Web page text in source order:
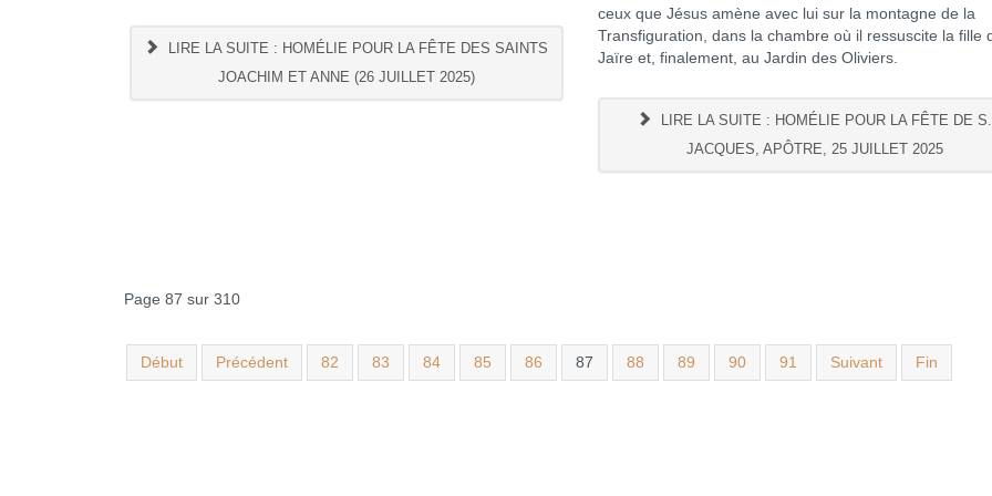
LIRE LA SUITE : HOMÉLIE POUR LA FÊTE DES SAINTS
JOACHIM ET ANNE (26 JUILLET 2025)
ceux que Jésus amène avec lui sur la montagne de la
Transfiguration, dans la chambre où il ressuscite la fille
Jaïre et, finalement, au Jardin des Oliviers.
LIRE LA SUITE : HOMÉLIE POUR LA FÊTE DE S.
JACQUES, APÔTRE, 25 JUILLET 2025
Page 87 sur 310
Début Précédent 82 83 84 85 86 87 88 89 90 91 Suivant Fin